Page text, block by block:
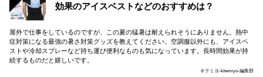
効果のアイスベストなどのおすすめは？
屋外で仕事をしているのですが、この夏の猛暑は耐えられそうにありません。熱中
症対策になる最強の暑さ対策グッズを教えてください。空調服以外にも、アイスベ
ストや冷却スプレーなど持ち運び便利なものも気になっています。長時間効果が持
続するものだと嬉しいです。
キテミヨ-kitemiyo-編集部